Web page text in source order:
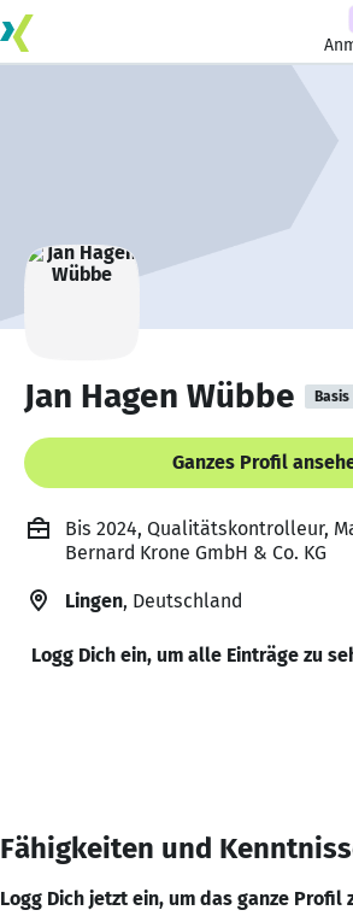
Jan Hagen Wübbe Basis
Ganzes Profil
Bis 2024, Qualitätskontrolleur,
Bernard Krone GmbH & Co. KG
Lingen, Deutschland
Logg Dich ein, um alle Einträge zu
Fähigkeiten und
Logg Dich jetzt ein, um das ganze Profil